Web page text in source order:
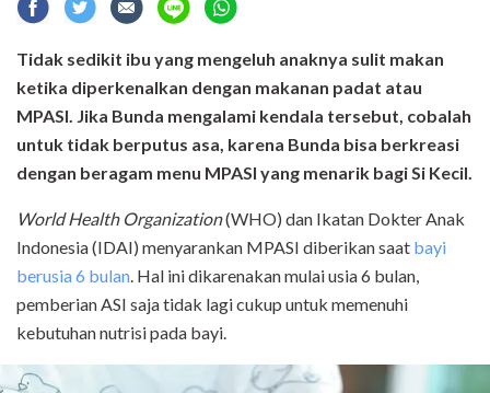
Tidak sedikit ibu yang mengeluh anaknya sulit makan
ketika diperkenalkan dengan makanan padat atau
MPASI. Jika Bunda mengalami kendala tersebut, cobalah
untuk tidak berputus asa, karena Bunda bisa berkreasi
dengan beragam menu MPASI yang menarik bagi Si Kecil.
World Health Organization(WHO) dan Ikatan Dokter Anak
Indonesia (IDAI) menyarankan MPASI diberikan saat bayi
berusia 6 bulan. Hal ini dikarenakan mulai usia 6 bulan,
pemberian ASI saja tidak lagi cukup untuk memenuhi
kebutuhan nutrisi pada bayi.